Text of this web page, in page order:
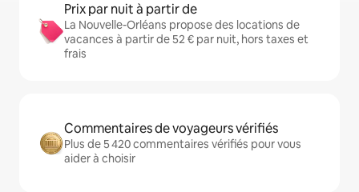
Prix par nuit à partir de
La Nouvelle-Orléans propose des locations de
vacances à partir de 52 € par nuit, hors taxes et
frais
Commentaires de voyageurs vérifiés
Plus de 5 420 commentaires vérifiés pour vous
aider à choisir